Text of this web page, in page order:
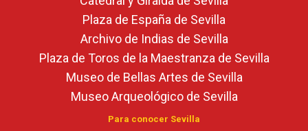
Plaza de España de Sevilla
Archivo de Indias de Sevilla
Plaza de Toros de la Maestranza de Sevilla
Museo de Bellas Artes de Sevilla
Museo Arqueológico de Sevilla
Para conocer Sevilla